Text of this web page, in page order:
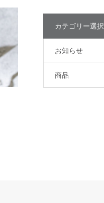
カテゴリー選択
お知らせ
商品